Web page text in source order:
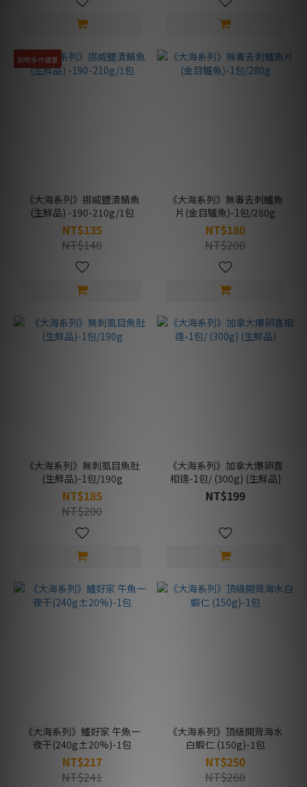
限時多件優惠
《大海系列》挪威鹽漬鯖魚
(生鮮品) -190-210g/1包
NT$135
NT$140
《大海系列》無毒去刺鱸魚
片(金目驢魚)-1包/280g
NT$180
NT$200
《大海系列》無刺虱目魚肚
(生鮮品)-1包/190g
NT$185
NT$200
《大海系列》加拿大爆卵喜
相逢-1包/ (300g) (生鮮品)
NT$199
《大海系列》鱸好家 午魚一
夜干(240g±20%)-1包
NT$217
NT$241
《大海系列》頂級開背海水
白蝦仁 (150g)-1包
NT$250
NT$260